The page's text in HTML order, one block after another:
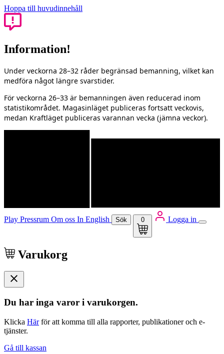
Hoppa till huvudinnehåll
Information!
Under veckorna 28–32 råder begränsad bemanning, vilket kan
medföra något längre svarstider.
För veckorna 26–33 är bemanningen även reducerad inom
statistikområdet. Magasinläget publiceras fortsatt veckovis,
medan Kraftläget publiceras varannan vecka (jämna veckor).
Play Pressrum Om oss In English Sök 0 Logga in
Varukorg
Du har inga varor i varukorgen.
Klicka Härför att komma till alla rapporter, publikationer och e-
tjänster.
Gå till kassan